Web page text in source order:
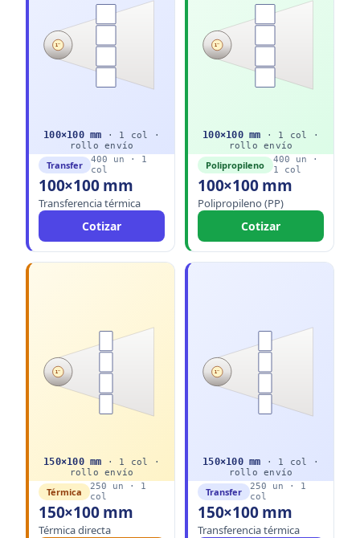
1"
100×100mm · 1
col ·
rolloenvío
Transfer 400 un · 1
col
100×100 mm
Transferencia térmica
Cotizar
1"
100×100mm · 1
col ·
rolloenvío
Polipropileno 400 un ·
1 col
100×100 mm
Polipropileno (PP)
Cotizar
1"
150×100mm · 1
col ·
rolloenvío
Térmica 250 un · 1
col
150×100 mm
Térmica directa
1"
150×100mm · 1
col ·
rolloenvío
Transfer 250 un · 1
col
150×100 mm
Transferencia térmica